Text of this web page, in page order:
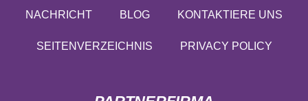
NACHRICHT BLOG KONTAKTIERE UNS
SEITENVERZEICHNIS PRIVACY POLICY